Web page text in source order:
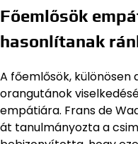
Főemlősök
hasonlítanak
A főemlősök, különösen
orangutánok
empátiára. Frans de
át tanulmányozta a